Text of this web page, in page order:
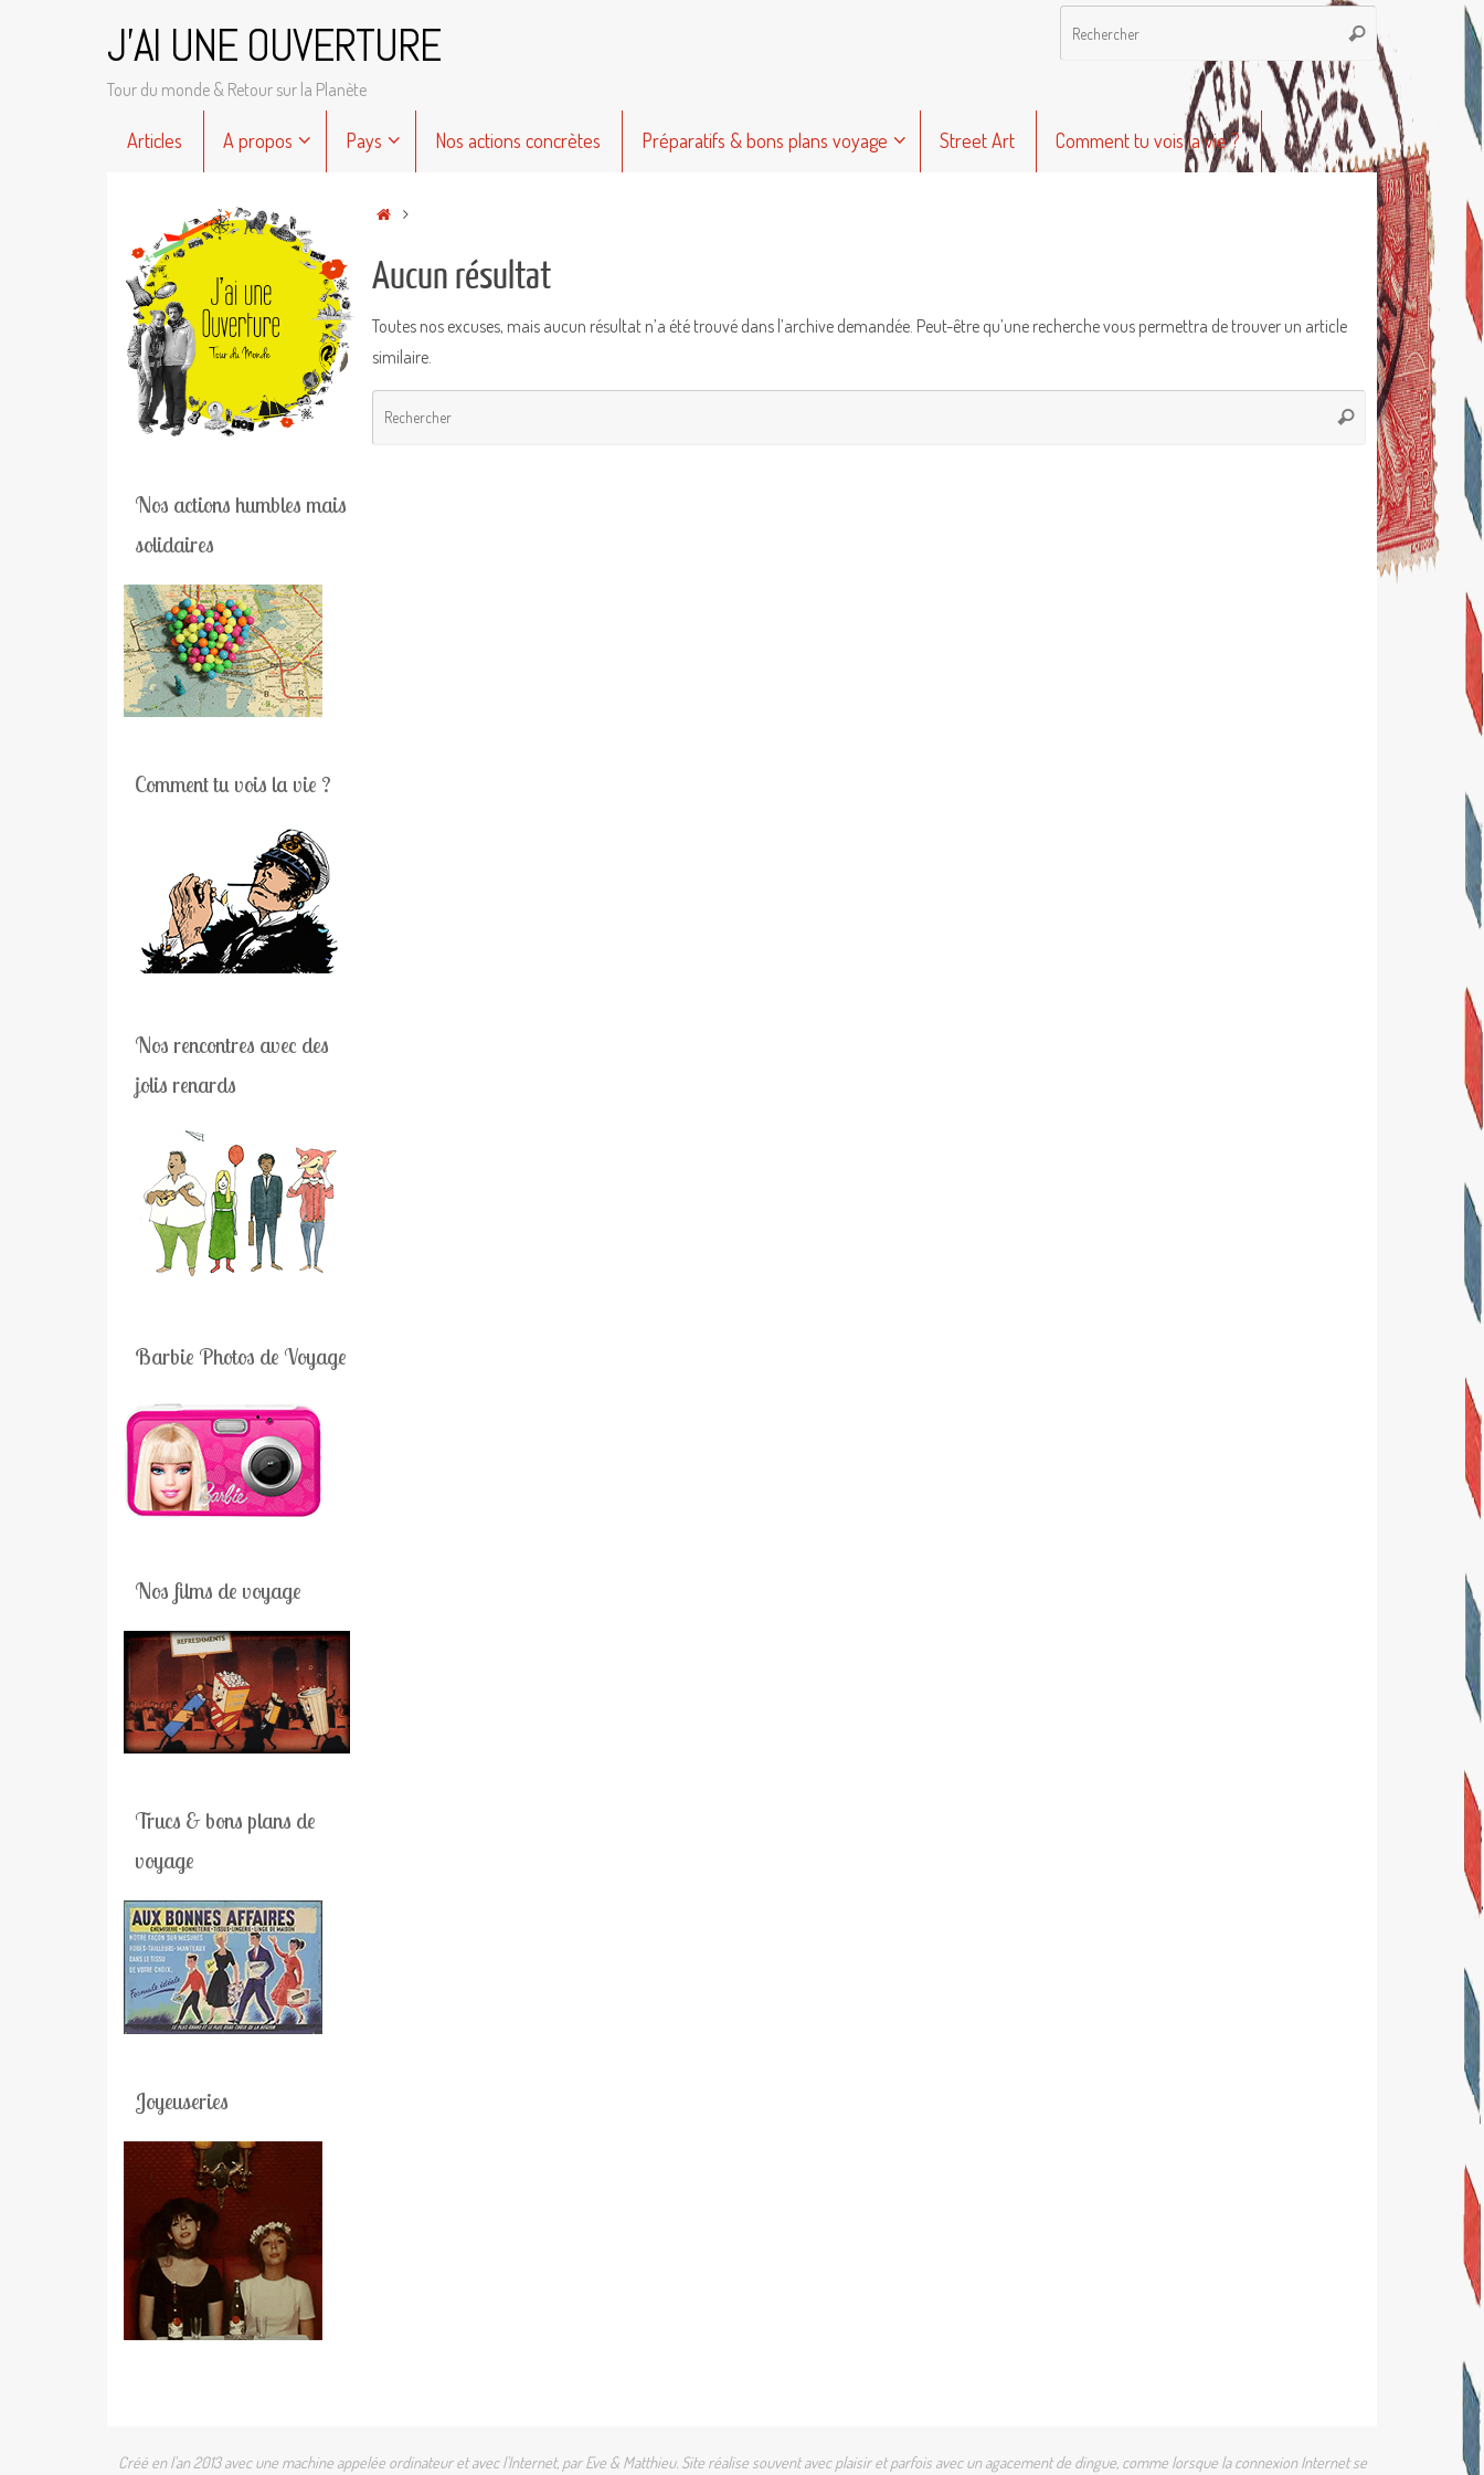
J'AI UNE OUVERTURE
Tour du monde & Retour sur la Planète
pour
Rechercher
Articles A propos Pays Nos actions concrètes Préparatifs & bons plans voyage Street Art Comment tu vois la vie ?
Accueil
Aucun résultat
Toutes nos excuses, mais aucun résultat n’a été trouvé dans l’archive demandée. Peut-être qu’une recherche vous permettra de trouver un article
similaire.
Recherche
pour
Rechercher
Nos actions humbles mais
solidaires
Comment tu vois la vie ?
Nos rencontres avec des
jolis renards
Barbie Photos de Voyage
Nos films de voyage
Trucs & bons plans de
voyage
Joyeuseries
Créé en l'an 2013 avec une machine appelée ordinateur et avec l'Internet, par Eve & Matthieu. Site réalise souvent avec plaisir et parfois avec un agacement de dingue, comme lorsque la connexion Internet se